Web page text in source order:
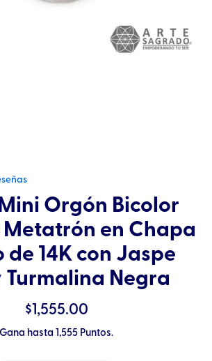
Orgón Bicolor
Metatrón en Chapa
de 14K con Jaspe
Turmalina Negra
$1,555.00
Gana hasta 1,555 Puntos.